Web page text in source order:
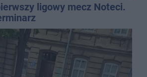
ligowy mecz Noteci.